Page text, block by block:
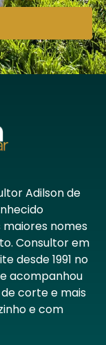
Adilson de
nomes
Consultor em
desde 1991 no
acompanhou
corte e mais
e com